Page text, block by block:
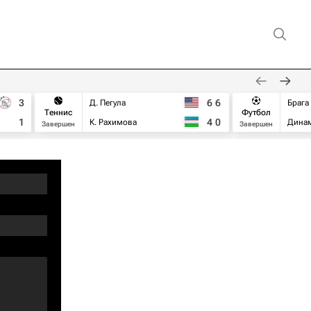
3
1
Теннис
Завершен
Д. Пегула
К. Рахимова
6 6
4 0
Футбол
Завершен
Брага